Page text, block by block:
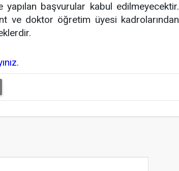
başvurular kabul edilmeyecektir.
ve doktor öğretim üyesi kadrolarından